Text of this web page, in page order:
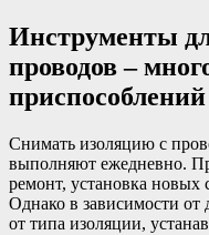
Инструменты
проводов –
Снимать изоляцию с
выполняют ежедневно.
ремонт, установка новых
Однако в зависимости от
от типа изоляции,